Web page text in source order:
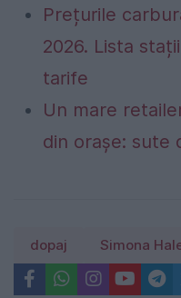
Prețurile
2026. Lista
tarife
Un mare
din orașe: sute
dopaj Simona